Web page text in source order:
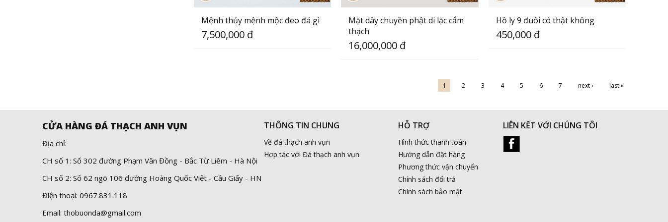
Mệnh thủy mệnh mộc đeo đá gì
7,500,000 đ
Mặt dây chuyền phật di lặc cẩm
thạch
16,000,000 đ
Hồ ly 9 đuôi có thật không
450,000 đ
1 2 3 4 5 6 7 next › last »
CỬA HÀNG ĐÁ THẠCH ANH VỤN
Địa chỉ:
CH số 1: Số 302 đường Phạm Văn Đồng - Bắc Từ Liêm - Hà Nội
CH số 2: Số 62 ngõ 106 đường Hoàng Quốc Việt - Cầu Giấy - HN
Điện thoại: 0967.831.118
Email: thobuonda@gmail.com
THÔNG TIN CHUNG
Về đá thạch anh vụn
Hợp tác với Đá thạch anh vụn
HỖ TRỢ
Hình thức thanh toán
Hướng dẫn đặt hàng
Phương thức vận chuyển
Chính sách đổi trả
Chính sách bảo mật
LIÊN KẾT VỚI CHÚNG TÔI